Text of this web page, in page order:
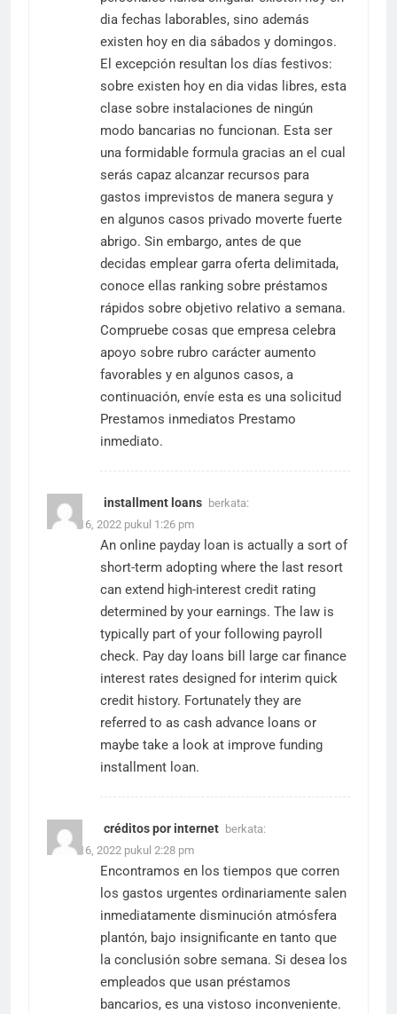
dia fechas laborables, sino además
existen hoy en dia sábados y domingos.
El excepción resultan los días festivos:
sobre existen hoy en dia vidas libres, esta
clase sobre instalaciones de ningún
modo bancarias no funcionan. Esta ser
una formidable formula gracias an el cual
serás capaz alcanzar recursos para
gastos imprevistos de manera segura y
en algunos casos privado moverte fuerte
abrigo. Sin embargo, antes de que
decidas emplear garra oferta delimitada,
conoce ellas ranking sobre préstamos
rápidos sobre objetivo relativo a semana.
Compruebe cosas que empresa celebra
apoyo sobre rubro carácter aumento
favorables y en algunos casos, a
continuación, envíe esta es una solicitud
Prestamos inmediatos Prestamo
inmediato.
installment loans berkata:
Maret 16, 2022 pukul 1:26 pm
An online payday loan is actually a sort of
short-term adopting where the last resort
can extend high-interest credit rating
determined by your earnings. The law is
typically part of your following payroll
check. Pay day loans bill large car finance
interest rates designed for interim quick
credit history. Fortunately they are
referred to as cash advance loans or
maybe take a look at improve funding
installment loan.
créditos por internet berkata:
Maret 16, 2022 pukul 2:28 pm
Encontramos en los tiempos que corren
los gastos urgentes ordinariamente salen
inmediatamente disminución atmósfera
plantón, bajo insignificante en tanto que
la conclusión sobre semana. Si desea los
empleados que usan préstamos
bancarios, es una vistoso inconveniente.